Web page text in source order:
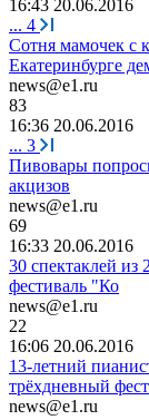
16:43 20.06.2016
... 4
Сотня мамочек с
Екатеринбурге
news@e1.ru
83
16:36 20.06.2016
... 3
Пивовары
акцизов
news@e1.ru
69
16:33 20.06.2016
30 спектаклей из
фестиваль "Ко
news@e1.ru
22
16:06 20.06.2016
13-летний
трёхдневный
news@e1.ru